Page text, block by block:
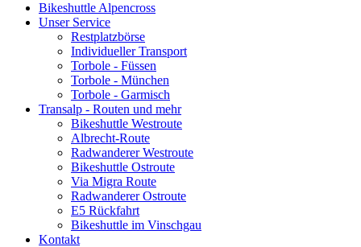
Bikeshuttle Alpencross
Unser Service
Restplatzbörse
Individueller Transport
Torbole - Füssen
Torbole - München
Torbole - Garmisch
Transalp - Routen und mehr
Bikeshuttle Westroute
Albrecht-Route
Radwanderer Westroute
Bikeshuttle Ostroute
Via Migra Route
Radwanderer Ostroute
E5 Rückfahrt
Bikeshuttle im Vinschgau
Kontakt